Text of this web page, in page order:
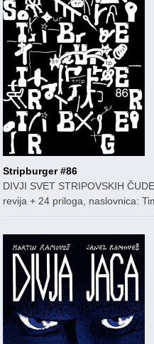
Stripburger #86
DIVJI SVET STRIPOVSKIH
revija + 24 priloga, naslovnica: